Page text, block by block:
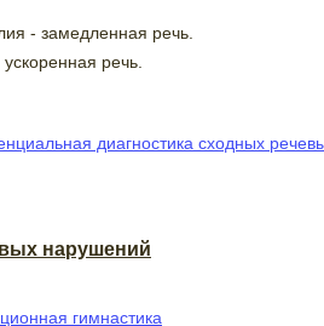
- замедленная речь.
речь.
диагностика сходных
нарушений
гимнастика